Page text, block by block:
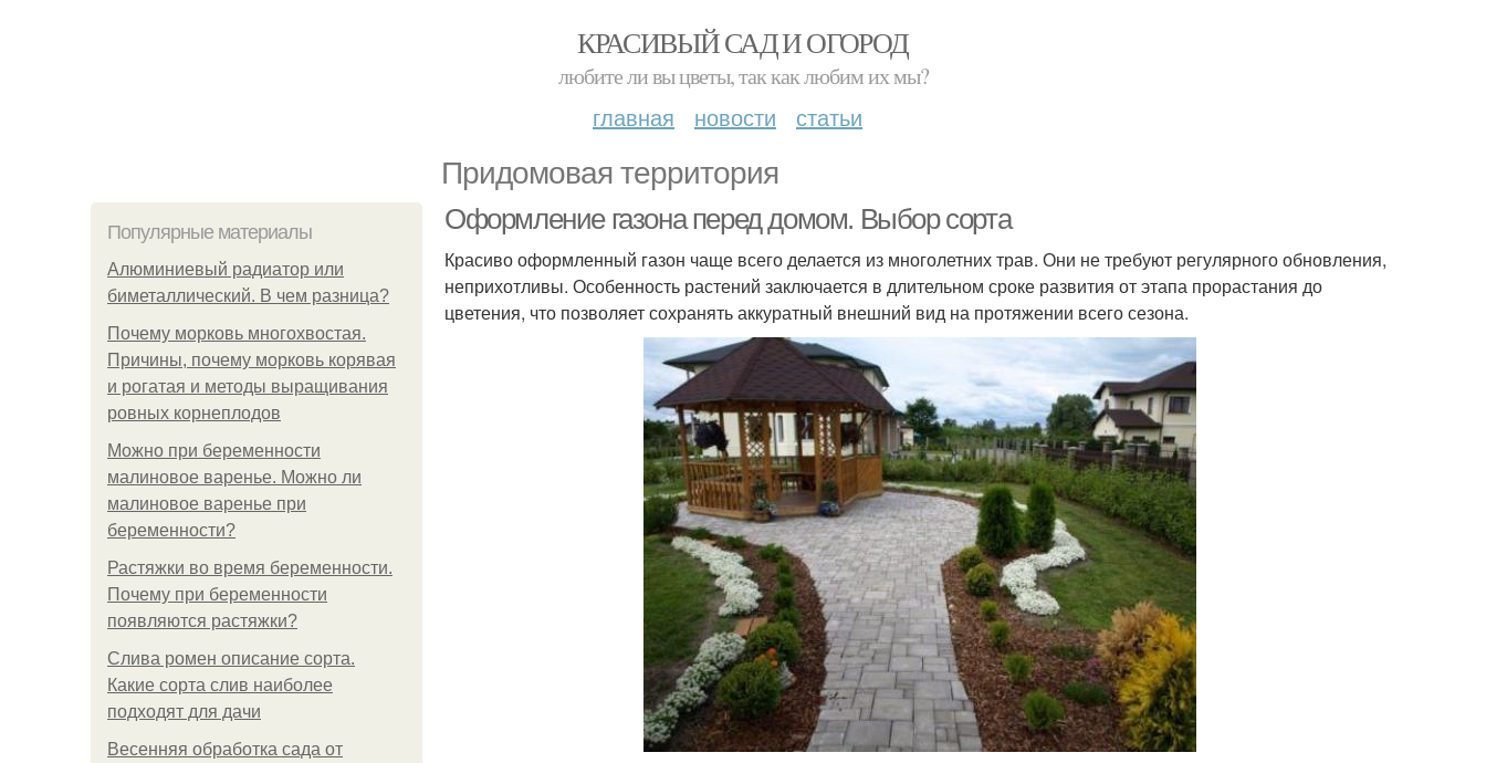
КРАСИВЫЙ САД И ОГОРОД
любите ли вы цветы, так как любим их мы?
главная новости статьи
Придомовая территория
Популярные материалы
Алюминиевый радиатор или
биметаллический. В чем разница?
Почему морковь многохвостая.
Причины, почему морковь корявая
и рогатая и методы выращивания
ровных корнеплодов
Можно при беременности
малиновое варенье. Можно ли
малиновое варенье при
беременности?
Растяжки во время беременности.
Почему при беременности
появляются растяжки?
Слива ромен описание сорта.
Какие сорта слив наиболее
подходят для дачи
Весенняя обработка сада от
Оформление газона перед домом. Выбор сорта
Красиво оформленный газон чаще всего делается из многолетних трав. Они не требуют регулярного обновления,
неприхотливы. Особенность растений заключается в длительном сроке развития от этапа прорастания до
цветения, что позволяет сохранять аккуратный внешний вид на протяжении всего сезона.